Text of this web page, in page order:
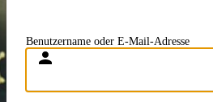
Benutzername oder E-Mail-Adresse